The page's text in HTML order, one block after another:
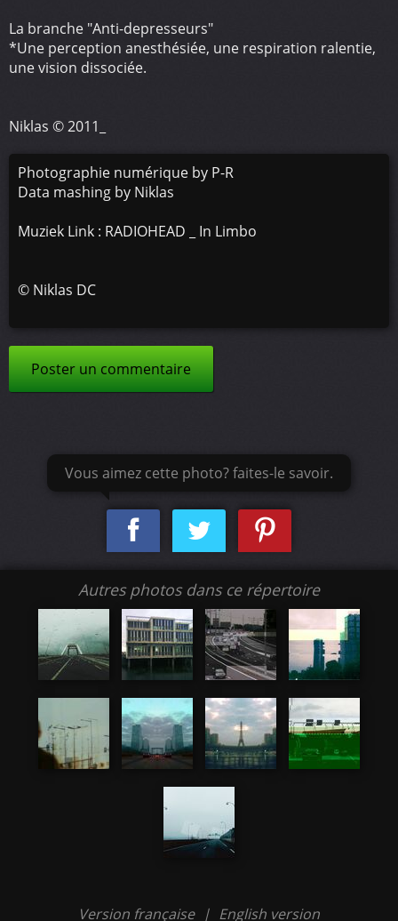
La branche "Anti-depresseurs"
*Une perception anesthésiée, une respiration ralentie,
une vision dissociée.
Niklas © 2011_
Photographie numérique by P-R
Data mashing by Niklas
Muziek Link : RADIOHEAD _ In Limbo
© Niklas DC
Poster un commentaire
Vous aimez cette photo? faites-le savoir.
Autres photos dans ce répertoire
Version française | English version